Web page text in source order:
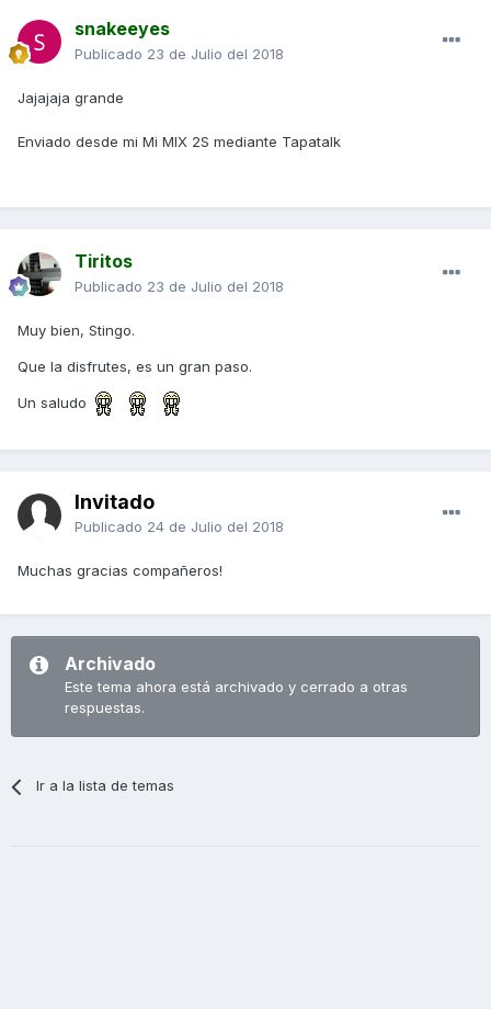
snakeeyes
Publicado 23 de Julio del 2018
Jajajaja grande
Enviado desde mi Mi MIX 2S mediante Tapatalk
Tiritos
Publicado 23 de Julio del 2018
Muy bien, Stingo.
Que la disfrutes, es un gran paso.
Un saludo
Invitado
Publicado 24 de Julio del 2018
Muchas gracias compañeros!
Archivado
Este tema ahora está archivado y cerrado a otras
respuestas.
Ir a la lista de temas